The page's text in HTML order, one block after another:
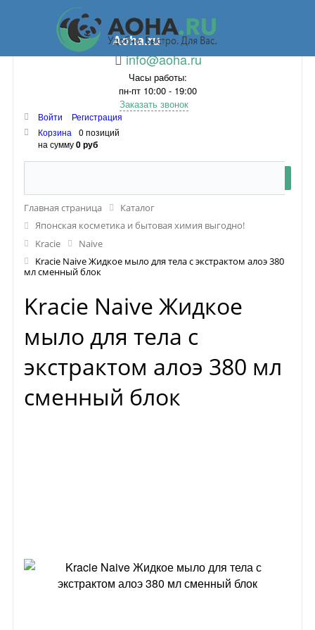
Aoha.ru
info@aoha.ru
Часы работы:
пн-пт 10:00 - 19:00
Заказать звонок
Войти
Регистрация
Корзина
0 позиций
на сумму0 руб
Главная страница
Каталог
Японская косметика и бытовая химия выгодно!
Kracie
Naive
Kracie Naive Жидкое мыло для тела с экстрактом алоэ 380
мл сменный блок
Kracie Naive Жидкое
мыло для тела с
экстрактом алоэ 380 мл
сменный блок